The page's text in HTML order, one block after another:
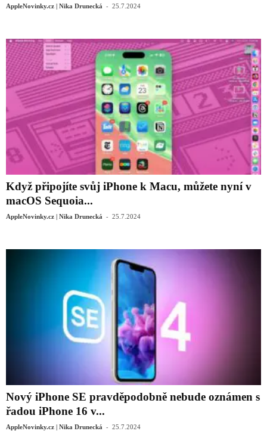
AppleNovinky.cz | Nika Drunecká - 25.7.2024
Když připojíte svůj ‌iPhone‌ k Macu, můžete nyní v
macOS Sequoia...
AppleNovinky.cz | Nika Drunecká - 25.7.2024
Nový iPhone SE pravděpodobně nebude oznámen s
řadou iPhone 16 v...
AppleNovinky.cz | Nika Drunecká - 25.7.2024